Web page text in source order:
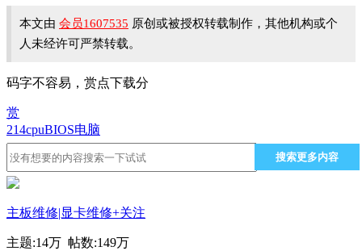
本文由 会员1607535 原创或被授权转载制作，其他机构或个
人未经许可严禁转载。
码字不容易，赏点下载分
赏
214cpuBIOS电脑
搜索更多内容
主板维修|显卡维修+关注
主题:14万 帖数:149万